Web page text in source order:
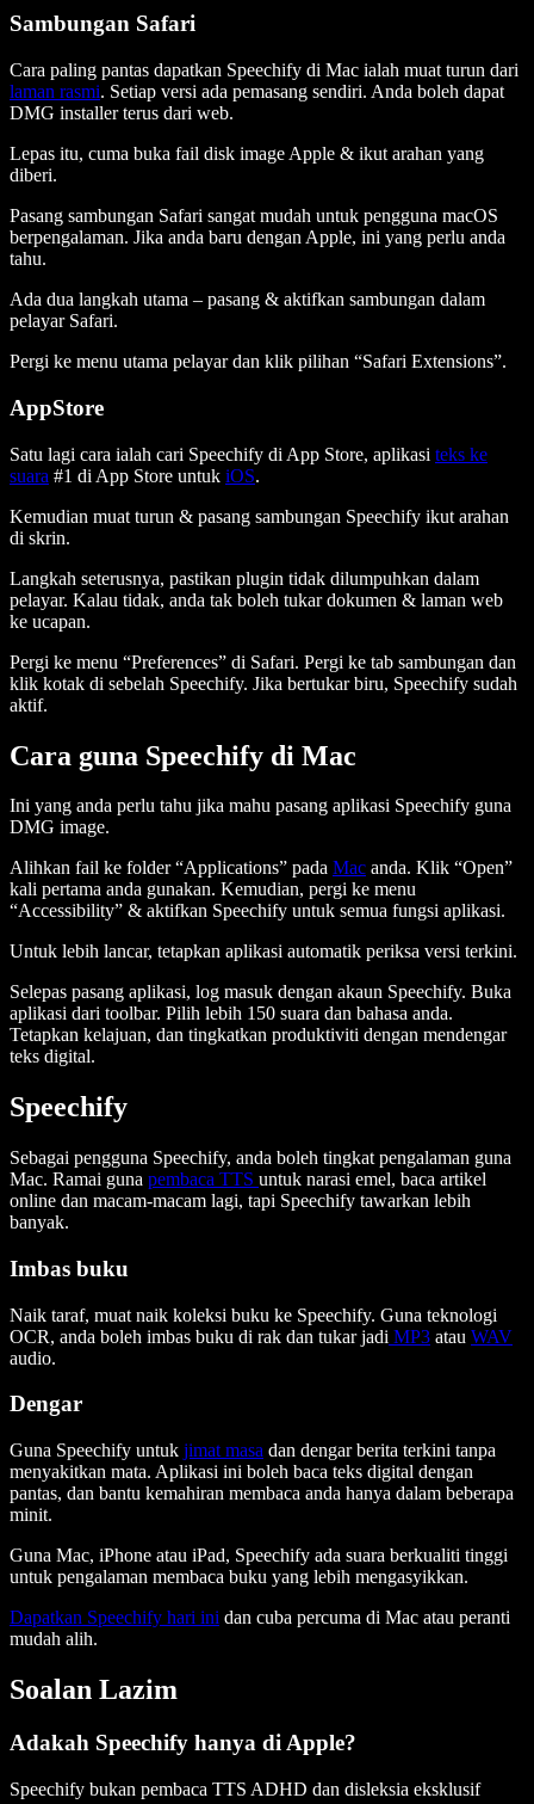
Sambungan Safari
Cara paling pantas dapatkan Speechify di Mac ialah muat turun dari
laman rasmi. Setiap versi ada pemasang sendiri. Anda boleh dapat
DMG installer terus dari web.
Lepas itu, cuma buka fail disk image Apple & ikut arahan yang
diberi.
Pasang sambungan Safari sangat mudah untuk pengguna macOS
berpengalaman. Jika anda baru dengan Apple, ini yang perlu anda
tahu.
Ada dua langkah utama – pasang & aktifkan sambungan dalam
pelayar Safari.
Pergi ke menu utama pelayar dan klik pilihan “Safari Extensions”.
AppStore
Satu lagi cara ialah cari Speechify di App Store, aplikasi teks ke
suara #1 di App Store untuk iOS.
Kemudian muat turun & pasang sambungan Speechify ikut arahan
di skrin.
Langkah seterusnya, pastikan plugin tidak dilumpuhkan dalam
pelayar. Kalau tidak, anda tak boleh tukar dokumen & laman web
ke ucapan.
Pergi ke menu “Preferences” di Safari. Pergi ke tab sambungan dan
klik kotak di sebelah Speechify. Jika bertukar biru, Speechify sudah
aktif.
Cara guna Speechify di Mac
Ini yang anda perlu tahu jika mahu pasang aplikasi Speechify guna
DMG image.
Alihkan fail ke folder “Applications” pada Mac anda. Klik “Open”
kali pertama anda gunakan. Kemudian, pergi ke menu
“Accessibility” & aktifkan Speechify untuk semua fungsi aplikasi.
Untuk lebih lancar, tetapkan aplikasi automatik periksa versi terkini.
Selepas pasang aplikasi, log masuk dengan akaun Speechify. Buka
aplikasi dari toolbar. Pilih lebih 150 suara dan bahasa anda.
Tetapkan kelajuan, dan tingkatkan produktiviti dengan mendengar
teks digital.
Speechify
Sebagai pengguna Speechify, anda boleh tingkat pengalaman guna
Mac. Ramai guna pembaca TTS untuk narasi emel, baca artikel
online dan macam-macam lagi, tapi Speechify tawarkan lebih
banyak.
Imbas buku
Naik taraf, muat naik koleksi buku ke Speechify. Guna teknologi
OCR, anda boleh imbas buku di rak dan tukar jadi MP3 atau WAV
audio.
Dengar
Guna Speechify untuk jimat masa dan dengar berita terkini tanpa
menyakitkan mata. Aplikasi ini boleh baca teks digital dengan
pantas, dan bantu kemahiran membaca anda hanya dalam beberapa
minit.
Guna Mac, iPhone atau iPad, Speechify ada suara berkualiti tinggi
untuk pengalaman membaca buku yang lebih mengasyikkan.
Dapatkan Speechify hari ini dan cuba percuma di Mac atau peranti
mudah alih.
Soalan Lazim
Adakah Speechify hanya di Apple?
Speechify bukan pembaca TTS ADHD dan disleksia eksklusif